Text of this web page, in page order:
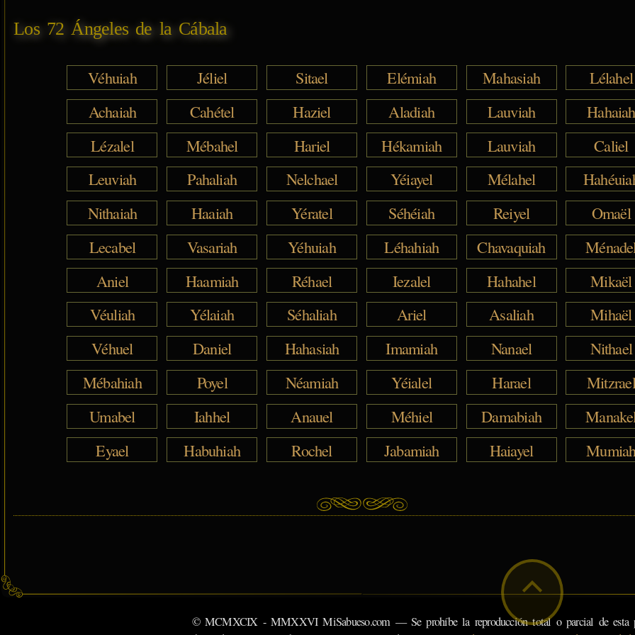
Los 72 Ángeles de la Cábala
Véhuiah Jéliel Sitael Elémiah Mahasiah
Lélahel
Achaiah
Cahétel Haziel Aladiah Lauviah
Hahaiah
Lézalel
Mébahel Hariel Hékamiah Lauviah
Caliel
Leuviah
Pahaliah Nelchael Yéiayel Mélahel
Nithaiah
Haaiah Yératel Séhéiah Reiyel
Omaël
Lecabel
Vasariah Yéhuiah Léhahiah Chavaquiah
Ménadel
Aniel
Haamiah Réhael Iezalel Hahahel
Mikaël
Véuliah
Yélaiah Séhaliah Ariel Asaliah
Mihaël
Véhuel
Daniel Hahasiah Imamiah Nanael
Nithael
Mébahiah
Poyel Néamiah Yéialel Harael
Mitzrael
Umabel
Iahhel Anauel Méhiel Damabiah
Manakel
Eyael
Habuhiah Rochel Jabamiah Haiayel Mumiah
© MCMXCIX - MMXXVI MiSabueso.com — Se prohíbe la reproducción total o parcial de esta